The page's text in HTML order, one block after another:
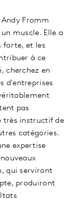
Fromm
muscle. Elle a
forte, et les
à ce
cherchez en
d'entreprises
pas
très instructif de
catégories.
expertise
qui serviront
produiront